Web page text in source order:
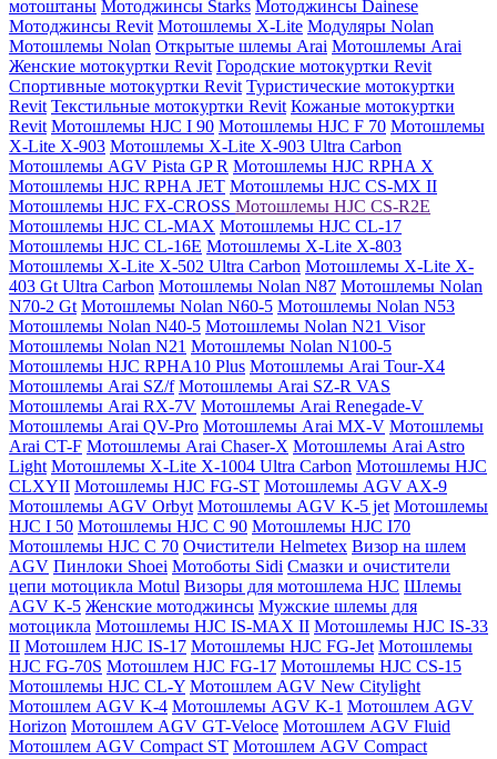
мотоштаны Мотоджинсы Starks Мотоджинсы Dainese
Мотоджинсы Revit Мотошлемы X-Lite Модуляры Nolan
Мотошлемы Nolan Открытые шлемы Arai Мотошлемы Arai
Женские мотокуртки Revit Городские мотокуртки Revit
Cпортивные мотокуртки Revit Туристические мотокуртки
Revit Текстильные мотокуртки Revit Кожаные мотокуртки
Revit Мотошлемы HJC I 90 Мотошлемы HJC F 70 Мотошлемы
X-Lite X-903 Мотошлемы X-Lite X-903 Ultra Carbon
Мотошлемы AGV Pista GP R Мотошлемы HJC RPHA X
Мотошлемы HJC RPHA JET Мотошлемы HJC CS-MX II
Мотошлемы HJC FX-CROSS Мотошлемы HJC CS-R2E
Мотошлемы HJC CL-MAX Мотошлемы HJC CL-17
Мотошлемы HJC CL-16E Мотошлемы X-Lite X-803
Мотошлемы X-Lite X-502 Ultra Carbon Мотошлемы X-Lite X-
403 Gt Ultra Carbon Мотошлемы Nolan N87 Мотошлемы Nolan
N70-2 Gt Мотошлемы Nolan N60-5 Мотошлемы Nolan N53
Мотошлемы Nolan N40-5 Мотошлемы Nolan N21 Visor
Мотошлемы Nolan N21 Мотошлемы Nolan N100-5
Мотошлемы HJC RPHA10 Plus Мотошлемы Arai Tour-X4
Мотошлемы Arai SZ/f Мотошлемы Arai SZ-R VAS
Мотошлемы Arai RX-7V Мотошлемы Arai Renegade-V
Мотошлемы Arai QV-Pro Мотошлемы Arai MX-V Мотошлемы
Arai CT-F Мотошлемы Arai Chaser-X Мотошлемы Arai Astro
Light Мотошлемы X-Lite X-1004 Ultra Carbon Мотошлемы HJC
CLXYII Мотошлемы HJC FG-ST Мотошлемы AGV AX-9
Мотошлемы AGV Orbyt Мотошлемы AGV K-5 jet Мотошлемы
HJC I 50 Мотошлемы HJC C 90 Мотошлемы HJC I70
Мотошлемы HJC C 70 Очистители Helmetex Визор на шлем
AGV Пинлоки Shoei Мотоботы Sidi Смазки и очистители
цепи мотоцикла Motul Визоры для мотошлема HJC Шлемы
AGV K-5 Женские мотоджинсы Мужские шлемы для
мотоцикла Мотошлемы HJC IS-MAX II Мотошлемы HJC IS-33
II Мотошлем HJC IS-17 Мотошлемы HJC FG-Jet Мотошлемы
HJC FG-70S Мотошлем HJC FG-17 Мотошлемы HJC CS-15
Мотошлемы HJC CL-Y Мотошлем AGV New Citylight
Мотошлем AGV K-4 Мотошлемы AGV K-1 Мотошлем AGV
Horizon Мотошлем AGV GT-Veloce Мотошлем AGV Fluid
Мотошлем AGV Compact ST Мотошлем AGV Compact